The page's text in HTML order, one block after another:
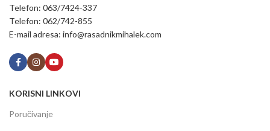
Telefon: 063/7424-337
Telefon: 062/742-855
E-mail adresa: info@rasadnikmihalek.com
KORISNI LINKOVI
Poručivanje